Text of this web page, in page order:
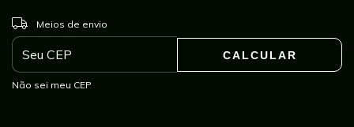
Entregas para o CEP:
Meios de envio
CALCULAR
Não sei meu CEP